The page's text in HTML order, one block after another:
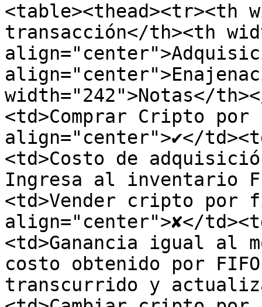
<table><thead><tr><th
transacción</th><th
width="242">Notas</
<td>Comprar Cripto
align="center">✔</
<td>Costo de
Ingresa al inventario
<td>Vender cripto por
align="center">✘</
<td>Ganancia igual al
costo obtenido por
transcurrido y